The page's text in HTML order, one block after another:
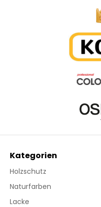
Kategorien
Holzschutz
Naturfarben
Lacke